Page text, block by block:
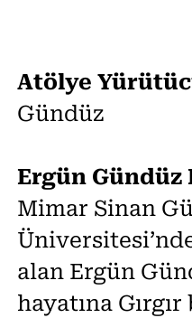
Atölye
Gündüz
Ergün Gündüz
Mimar Sinan
alan Ergün
hayatına